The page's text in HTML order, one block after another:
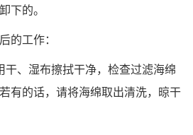
下的。
的工作：
干、湿布擦拭干净，检查过滤海绵
有的话，请将海绵取出清洗，晾干